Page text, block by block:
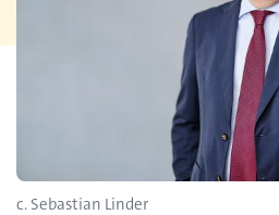
c. Sebastian Linder